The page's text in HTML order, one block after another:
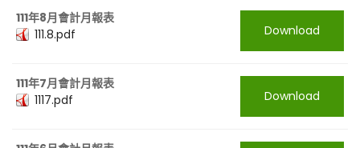
111年8月會計月報表
111.8.pdf
Download
111年7月會計月報表
1117.pdf
Download